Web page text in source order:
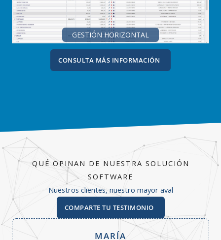
GESTIÓN HORIZONTAL
CONSULTA MÁS INFORMACIÓN
QUÉ OPINAN DE NUESTRA SOLUCIÓN
SOFTWARE
Nuestros clientes, nuestro mayor aval
COMPARTE TU TESTIMONIO
MARÍA